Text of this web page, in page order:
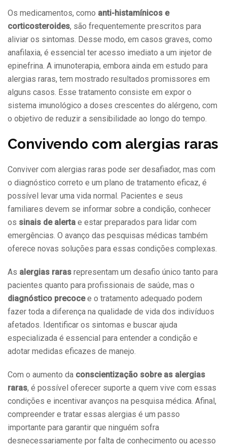
Os medicamentos, como anti-histamínicos e
corticosteroides, são frequentemente prescritos para
aliviar os sintomas. Desse modo, em casos graves, como
anafilaxia, é essencial ter acesso imediato a um injetor de
epinefrina. A imunoterapia, embora ainda em estudo para
alergias raras, tem mostrado resultados promissores em
alguns casos. Esse tratamento consiste em expor o
sistema imunológico a doses crescentes do alérgeno, com
o objetivo de reduzir a sensibilidade ao longo do tempo.
Convivendo com alergias raras
Conviver com alergias raras pode ser desafiador, mas com
o diagnóstico correto e um plano de tratamento eficaz, é
possível levar uma vida normal. Pacientes e seus
familiares devem se informar sobre a condição, conhecer
os sinais de alerta e estar preparados para lidar com
emergências. O avanço das pesquisas médicas também
oferece novas soluções para essas condições complexas.
As alergias raras representam um desafio único tanto para
pacientes quanto para profissionais de saúde, mas o
diagnóstico precocee o tratamento adequado podem
fazer toda a diferença na qualidade de vida dos indivíduos
afetados. Identificar os sintomas e buscar ajuda
especializada é essencial para entender a condição e
adotar medidas eficazes de manejo.
Com o aumento da conscientização sobre as alergias
raras, é possível oferecer suporte a quem vive com essas
condições e incentivar avanços na pesquisa médica. Afinal,
compreender e tratar essas alergias é um passo
importante para garantir que ninguém sofra
desnecessariamente por falta de conhecimento ou acesso